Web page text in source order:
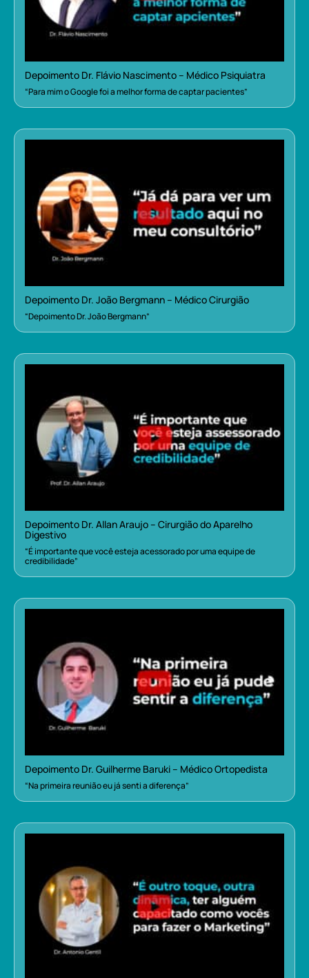
Depoimento Dr. Flávio Nascimento – Médico Psiquiatra
“Para mim o Google foi a melhor forma de captar pacientes”
Depoimento Dr. João Bergmann – Médico Cirurgião
“Depoimento Dr. João Bergmann”
Depoimento Dr. Allan Araujo – Cirurgião do Aparelho
Digestivo
“É importante que você esteja acessorado por uma equipe de
credibilidade”
Depoimento Dr. Guilherme Baruki – Médico Ortopedista
“Na primeira reunião eu já senti a diferença”